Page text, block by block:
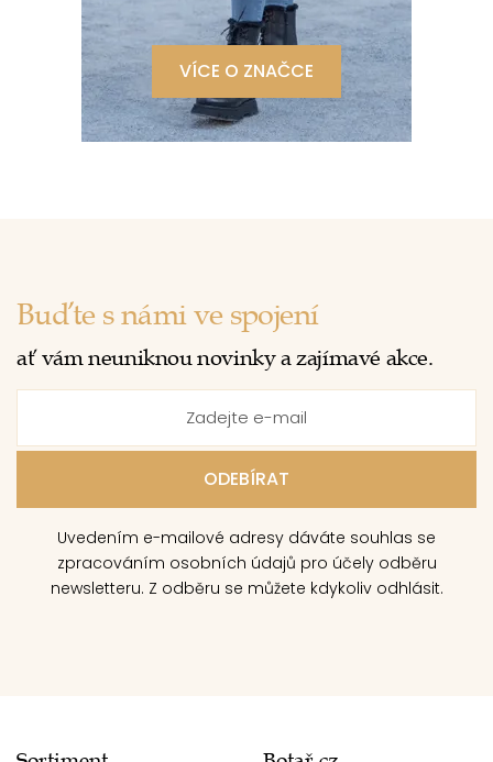
VÍCE O ZNAČCE
Buďte s námi ve spojení
ať vám neuniknou novinky a zajímavé akce.
Uvedením e-mailové adresy dáváte souhlas se
zpracováním osobních údajů pro účely odběru
newsletteru. Z odběru se můžete kdykoliv odhlásit.